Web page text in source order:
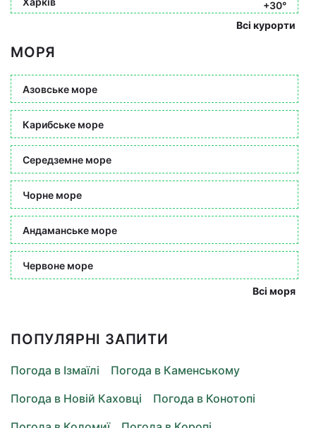
+30°
Всі курорти
МОРЯ
Азовське море
Карибське море
Середземне море
Чорне море
Андаманське море
Червоне море
Всі моря
ПОПУЛЯРНІ ЗАПИТИ
Погода в Ізмаїлі
Погода в Каменському
Погода в Новій Каховці
Погода в Конотопі